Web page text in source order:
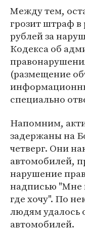
Между тем,
грозит штраф в
рублей за
Кодекса об
(размещение
специально
Напомним,
задержаны на
четверг. Они
автомобилей,
нарушение
надписью "Мне
где хочу". По
людям удалось
автомобилей.